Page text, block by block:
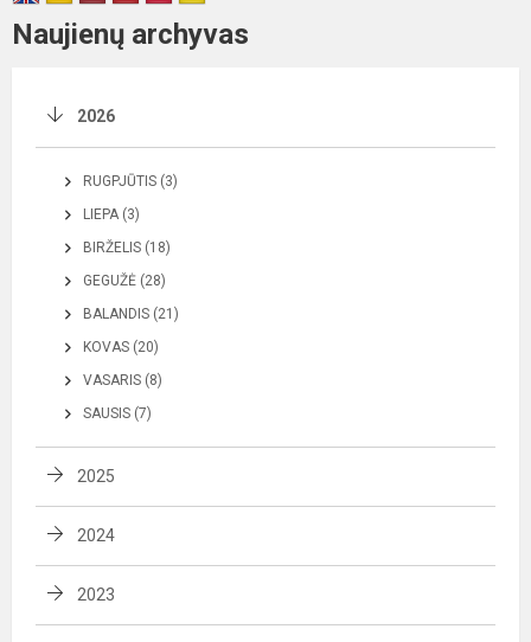
Naujienų archyvas
2026
RUGPJŪTIS (3)
LIEPA (3)
BIRŽELIS (18)
GEGUŽĖ (28)
BALANDIS (21)
KOVAS (20)
VASARIS (8)
SAUSIS (7)
2025
2024
2023